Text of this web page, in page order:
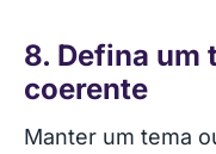
8. Defina um
coerente
Manter um tema